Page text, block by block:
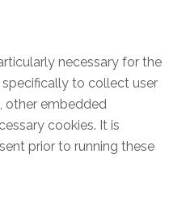
necessary for the
to collect user
other embedded
cookies. It is
prior to running these